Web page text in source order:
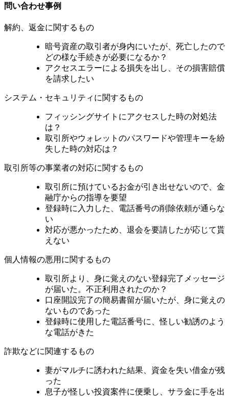
問い合わせ事例
解約、返金に関するもの
暗号資産の取引者が身内にいたが、死亡したので
どの様な手続きが必要になるか？
アクセスエラーによる損失を出し、その損害賠償
を請求したい
システム・セキュリティに関するもの
フィッシングサイトにアクセスした時の対処法
は？
取引所やウォレットのパスワードや管理キーを紛
失した時の対応は？
取引所等の事業者の対応に関するもの
取引所に預けているお金が引き出せないので、金
融庁からの指導を要望
登録時に入力した、電話番号の削除依頼が通らな
い
対応が悪かったため、退会を要請したが応じて貰
えない
個人情報の悪用に関するもの
取引所より、身に覚えのない登録完了メッセージ
が届いた。不正利用されたのか？
口座開設完了の簡易書留が届いたが、身に覚えの
ないものであった
登録時に使用した電話番号に、怪しい勧誘のよう
な電話がきた
詐欺などに関連するもの
妻がマルチに誘われた結果、資金を失い借金が残
った
息子が怪しい投資案件に便乗し、サラ金に手を出